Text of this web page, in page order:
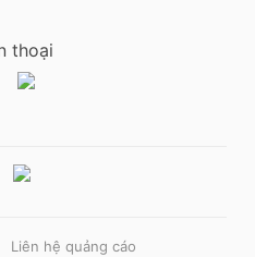
thoại
Liên hệ quảng cáo